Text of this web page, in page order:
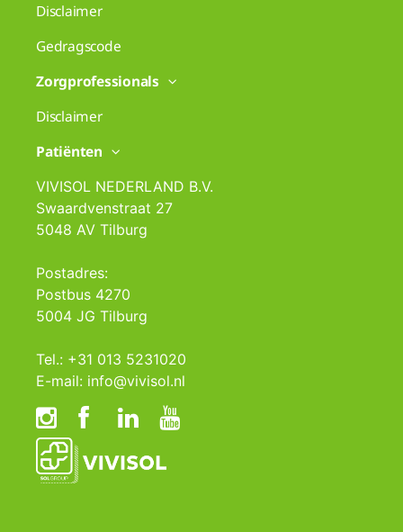
Disclaimer
Gedragscode
Zorgprofessionals
Disclaimer
Patiënten
VIVISOL NEDERLAND B.V.
Swaardvenstraat 27
5048 AV Tilburg
Postadres:
Postbus 4270
5004 JG Tilburg
Tel.: +31 013 5231020
E-mail: info@vivisol.nl